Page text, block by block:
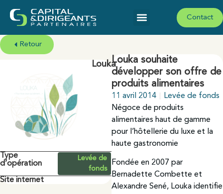
Contact
Retour
Louka
Type
d’opération
Levée de
fonds
Site internet
Louka souhaite
développer son offre de
produits alimentaires
11 avril 2014
Levée de fonds
Négoce de produits
alimentaires haut de gamme
pour l’hôtellerie du luxe et la
haute gastronomie
Fondée en 2007 par
Bernadette Combette et
Alexandre Sené, Louka identifie